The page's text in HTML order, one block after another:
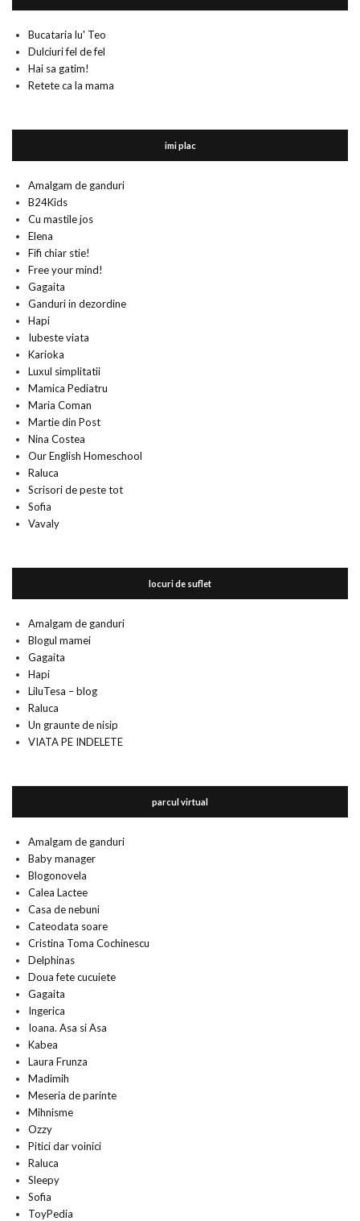
Bucataria lu' Teo
Dulciuri fel de fel
Hai sa gatim!
Retete ca la mama
imi plac
Amalgam de ganduri
B24Kids
Cu mastile jos
Elena
Fifi chiar stie!
Free your mind!
Gagaita
Ganduri in dezordine
Hapi
Iubeste viata
Karioka
Luxul simplitatii
Mamica Pediatru
Maria Coman
Martie din Post
Nina Costea
Our English Homeschool
Raluca
Scrisori de peste tot
Sofia
Vavaly
locuri de suflet
Amalgam de ganduri
Blogul mamei
Gagaita
Hapi
LiluTesa – blog
Raluca
Un graunte de nisip
VIATA PE INDELETE
parcul virtual
Amalgam de ganduri
Baby manager
Blogonovela
Calea Lactee
Casa de nebuni
Cateodata soare
Cristina Toma Cochinescu
Delphinas
Doua fete cucuiete
Gagaita
Ingerica
Ioana. Asa si Asa
Kabea
Laura Frunza
Madimih
Meseria de parinte
Mihnisme
Ozzy
Pitici dar voinici
Raluca
Sleepy
Sofia
ToyPedia